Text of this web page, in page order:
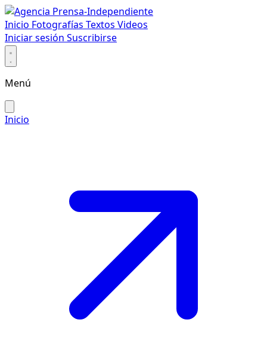
Inicio Fotografías Textos Videos
Iniciar sesión Suscribirse
Menú
Inicio